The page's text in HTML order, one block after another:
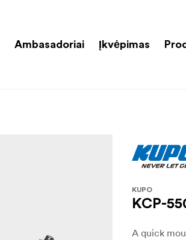
Ambasadoriai Įkvėpimas
KUPO
KCP-
A quick